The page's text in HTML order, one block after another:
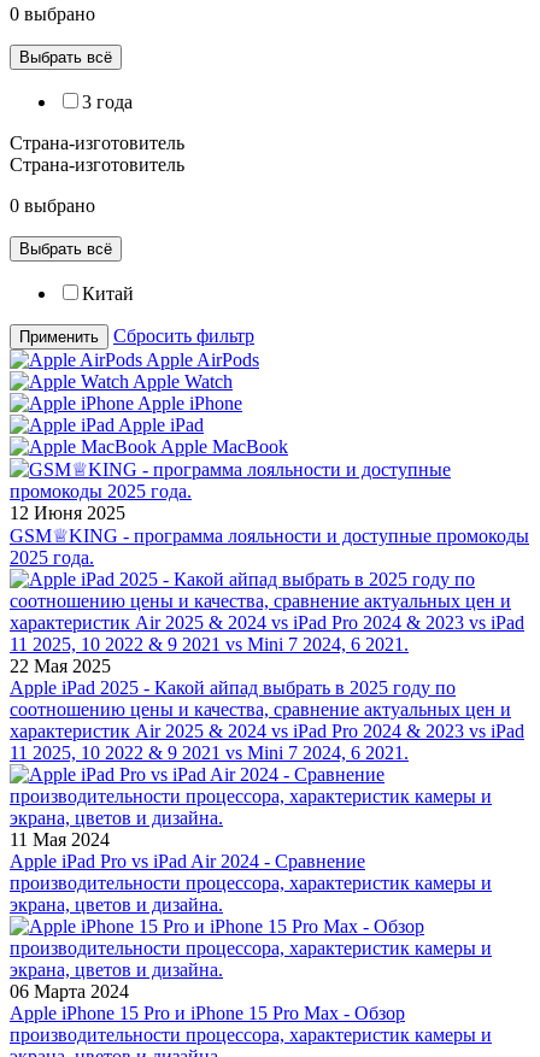
0 выбрано
Выбрать всё
3 года
Страна-изготовитель
Страна-изготовитель
0 выбрано
Выбрать всё
Китай
Применить
Сбросить фильтр
Apple AirPods
Apple Watch
Apple iPhone
Apple iPad
Apple MacBook
12 Июня 2025
GSM♕KING - программа лояльности и доступные промокоды
2025 года.
22 Мая 2025
Apple iPad 2025 - Какой айпад выбрать в 2025 году по
соотношению цены и качества, сравнение актуальных цен и
характеристик Air 2025 & 2024 vs iPad Pro 2024 & 2023 vs iPad
11 2025, 10 2022 & 9 2021 vs Mini 7 2024, 6 2021.
11 Мая 2024
Apple iPad Pro vs iPad Air 2024 - Сравнение
производительности процессора, характеристик камеры и
экрана, цветов и дизайна.
06 Марта 2024
Apple iPhone 15 Pro и iPhone 15 Pro Max - Обзор
производительности процессора, характеристик камеры и